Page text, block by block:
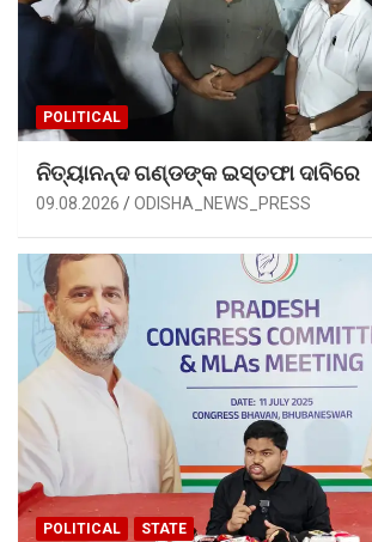
POLITICAL
ନିତ୍ୟାନନ୍ଦ ଗଣ୍ଡଙ୍କ ଇସ୍ତଫା ଦାବିରେ
09.08.2026 ODISHA_NEWS_PRESS
POLITICAL STATE